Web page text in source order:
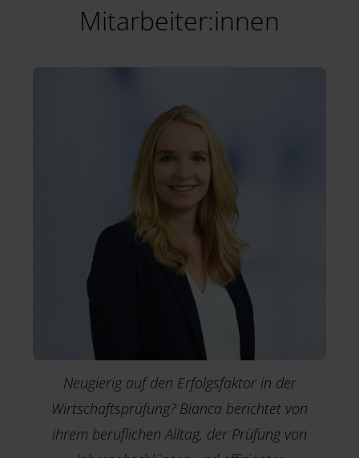
Mitarbeiter:innen
Neugierig auf den Erfolgsfaktor in der
Wirtschaftsprüfung? Bianca berichtet von
ihrem beruflichen Alltag, der Prüfung von